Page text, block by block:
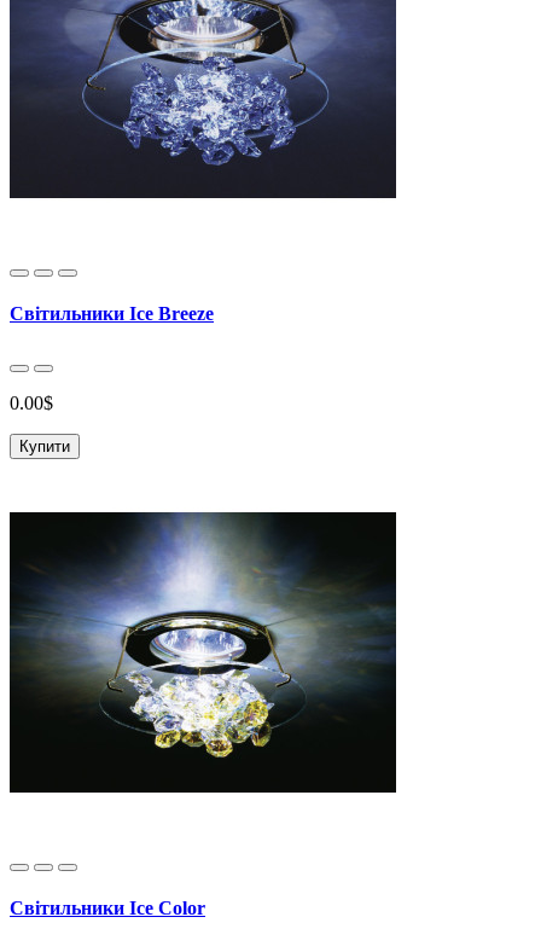
Світильники Ice Breeze
0.00$
Купити
Світильники Ice Color